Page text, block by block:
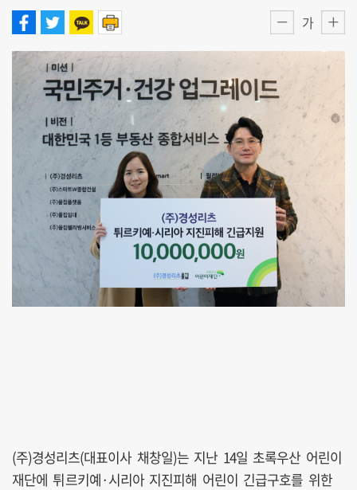
가
(주)경성리츠(대표이사 채창일)는 지난 14일 초록우산 어린이
재단에 튀르키예·시리아 지진피해 어린이 긴급구호를 위한